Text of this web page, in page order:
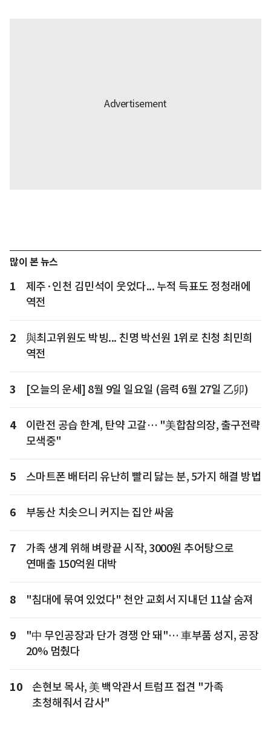
많이 본 뉴스
1
제주·인천 김민석이 웃었다... 누적 득표도 정청래에
역전
2
與최고위원도 박빙... 친명 박선원 1위로 친청 최민희
역전
3 [오늘의 운세] 8월 9일 일요일 (음력 6월 27일 乙卯)
4
이란전 공습 한계, 탄약 고갈… "美합참의장, 출구전략
모색중"
5 스마트폰 배터리 유난히 빨리 닳는 분, 5가지 해결 방법
6 부동산 치솟으니 커지는 집안 싸움
7
가족 생계 위해 벼랑끝 시작, 3000원 추어탕으로
연매출 150억원 대박
8 "침대에 묶여 있었다" 천안 교회서 지내던 11살 숨져
9
"中 무인공장과 단가 경쟁 안 돼"… 車부품 성지, 공장
20% 멈췄다
10
손현보 목사, 美 백악관서 트럼프 접견 "가족
초청해줘서 감사"